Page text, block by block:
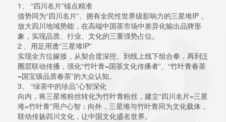
1、 “四川名片”锚点精准
借势同为“四川名片”、拥有全民性世界级影响力的三星堆IP，
放大四川地域势能，在高端中国茶市场中差异化输出品牌形
象，实现品质、行业、文化的三重强势占位。
2 、用足用透“三星堆IP”
实现全方位嫁接，从契合度深挖、到线上线下组合拳，再到泛
圈层联动传播，强化“竹叶青=国茶文化传播者”、“竹叶青春茶
=国宝级品质春茶”的大众认知。
3、 “绿茶中的珍品”心智深化
向内，将三星堆粉丝转化为竹叶青粉丝，建立“四川名片=三星
堆=竹叶青”用户心智；向外，三星堆与竹叶青同为文化载体，
联动传扬四川文化，让中国文化盛名世界。